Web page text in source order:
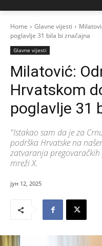
Home Glavne vijesti
poglavlje 31 bila bi značajna
Glavne vijesti
Milatović:
Hrvatskom
poglavlje 31
"Istakao sam da je za
podrška Hrvatske na
zatvaranja
mreži X.
јун 12, 2025